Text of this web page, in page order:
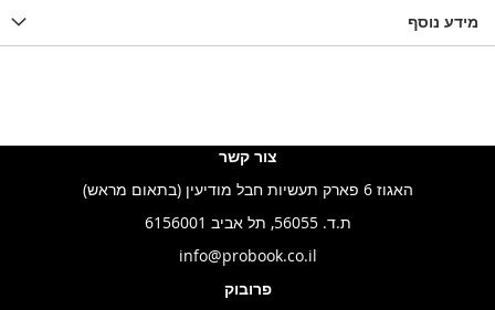
מידע נוסף
צור קשר
האגוז 6 פארק תעשיות חבל מודיעין (בתאום מראש)
ת.ד. 56055, תל אביב 6156001
info@probook.co.il
פרובוק